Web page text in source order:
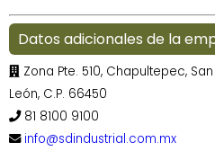
Datos adicionales de la
Zona Pte. 510, Chapultepec,
León, C.P. 66450
81 8100 9100
info@sdindustrial.com.mx